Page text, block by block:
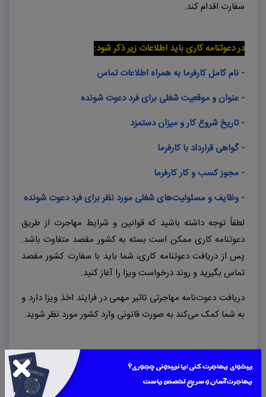
سفارت اقدام کند.
در دعوتنامه کاری باید اطلاعات زیر ذکر شود:
- نام کامل کارفرما به همراه اطلاعات تماس
- عنوان و موقعیت شغلی برای فرد دعوت شونده
- تاریخ شروع کار و میزان دستمزد
- گواهی قرارداد با کارفرما
- مجوز کسب و کار کارفرما
- وظایف و مسئولیت‌های شغلی مورد نظر برای فرد دعوت شونده
لطفاً توجه داشته باشید که قوانین و شرایط مهاجرت از طریق
دعوتنامه کاری ممکن است بسته به کشور مقصد متفاوت باشد.
پس از دریافت دعوتنامه کاری، شما باید با سفارت کشور مقصد
تماس بگیرید و روند درخواست ویزا را آغاز کنید.
دریافت دعوت‌نامه مهاجرتی تاثیر مهمی در فرایند اخذ ویزا دارد و
به شما کمک می‌کند به صورت قانونی وارد کشور مورد نظر شوید.